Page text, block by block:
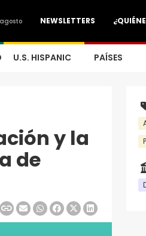
NEWSLETTERS
U.S. HISPANIC PAÍSES
y la
de